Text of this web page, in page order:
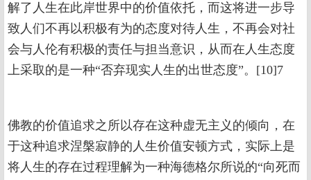
解了人生在此岸世界中的价值依托，而这将进一步导
致人们不再以积极有为的态度对待人生，不再会对社
会与人伦有积极的责任与担当意识，从而在人生态度
上采取的是一种“否弃现实人生的出世态度”。[10]7
佛教的价值追求之所以存在这种虚无主义的倾向，在
于这种追求涅槃寂静的人生价值安顿方式，实际上是
将人生的存在过程理解为一种海德格尔所说的“向死而